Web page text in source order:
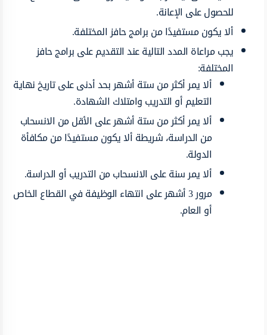
للحصول على الإعانة.
ألا يكون مستفيدًا من برامج حافز المختلفة.
يجب مراعاة المدد التالية عند التقديم على برامج حافز
المختلفة:
ألا يمر أكثر من ستة أشهر بحد أدنى على تاريخ نهاية
التعليم أو التدريب وامتلاك الشهادة.
ألا يمر أكثر من ستة أشهر على الأقل من الانسحاب
من الدراسة، شريطة ألا يكون مستفيدًا من مكافأة
الدولة.
ألا يمر سنة على الانسحاب من التدريب أو الدراسة.
مرور 3 أشهر على انتهاء الوظيفة في القطاع الخاص
أو العام.